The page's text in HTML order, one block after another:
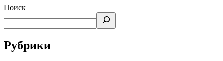
Поиск
Рубрики